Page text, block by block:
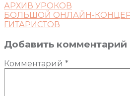
АРХИВ УРОКОВ
БОЛЬШОЙ ОНЛАЙН-
ГИТАРИСТОВ
Добавить комментарий
Комментарий *